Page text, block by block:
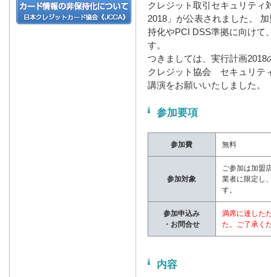
クレジット取引セキュリティ
2018」が公表されました。
持化やPCI DSS準拠に向けて
す。
つきましては、実行計画
クレジット協会 セキュリテ
講演をお願いいたしました。
参加要項
参加費 無料
参加対象
ご参加は加盟
業者に限定し
す。
参加申込み
・お問合せ
満席に達した
た。ご了承く
内容